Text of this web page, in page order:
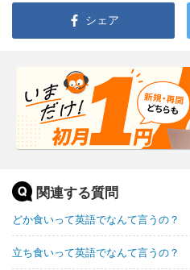
シェア
関連する質問
どか食いって英語でなんて言うの？
立ち食いって英語でなんて言うの？